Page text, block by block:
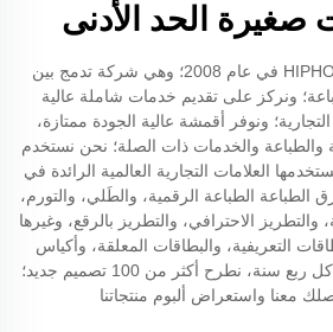
صغيرة الحد الأدنى
تأسست شركة HIPHOPPLEIN في عام 2008؛ وهي شركة تدمج بين
ونركز على تقديم خدمات شاملة عالية
ونوفر أقمشة عالية الجودة ممتازة،
والطباعة والخدمات ذات الصلة؛ نحن نستخدم
العلامات التجارية العالمية الرائدة في
الطباعة الرقمية، والطَلي، والتورم،
والتطريز الاحترافي، والتطريز بالرقع، وغيرها
التعريفية، والبطاقات المعلقة، وأكياس
التغليف، وما إلى ذلك لك؛ كل ربع سنة، نطرح أكثر من 100 تصميم جديد؛
معنا واستعراض ألبوم منتجاتنا